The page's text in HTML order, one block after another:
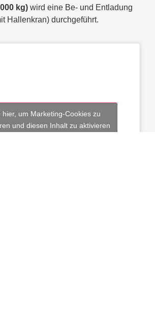
kg) wird eine Be- und Entladung
Hallenkran) durchgeführt.
hier, um Marketing-Cookies zu
und diesen Inhalt zu aktivieren